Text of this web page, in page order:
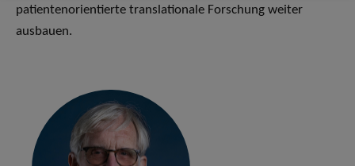
patientenorientierte translationale Forschung weiter
ausbauen.